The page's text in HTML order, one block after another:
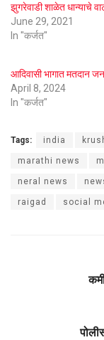
झुगरेवाडी शाळेत धान्याचे
June 29, 2021
In "कर्जत"
आदिवासी भागात मतदान
April 8, 2024
In "कर्जत"
Tags: india
marathi news
neral news
raigad social